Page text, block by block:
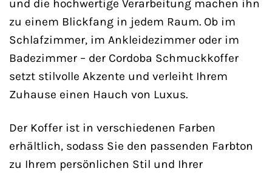
und die hochwertige Verarbeitung machen ihn
zu einem Blickfang in jedem Raum. Ob im
Schlafzimmer, im Ankleidezimmer oder im
Badezimmer – der Cordoba Schmuckkoffer
setzt stilvolle Akzente und verleiht Ihrem
Zuhause einen Hauch von Luxus.
Der Koffer ist in verschiedenen Farben
erhältlich, sodass Sie den passenden Farbton
zu Ihrem persönlichen Stil und Ihrer